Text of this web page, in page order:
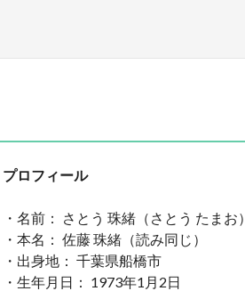
プロフィール
・名前： さとう 珠緒（さとう たまお）
・本名： 佐藤 珠緒（読み同じ）
・出身地： 千葉県船橋市
・生年月日： 1973年1月2日